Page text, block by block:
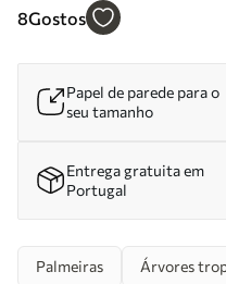
8Gostos
Papel de parede para o
seu tamanho
Entrega gratuita em
Portugal
Palmeiras Árvores